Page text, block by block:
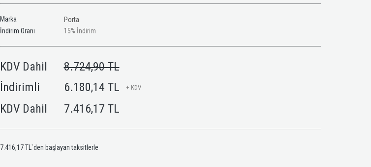
Marka
Porta
İndirim Oranı
%
15 İndirim
KDV Dahil
8.724,90 TL
İndirimli
6.180,14 TL + KDV
KDV Dahil 7.416,17 TL
7.416,17 TL `den başlayan taksitlerle